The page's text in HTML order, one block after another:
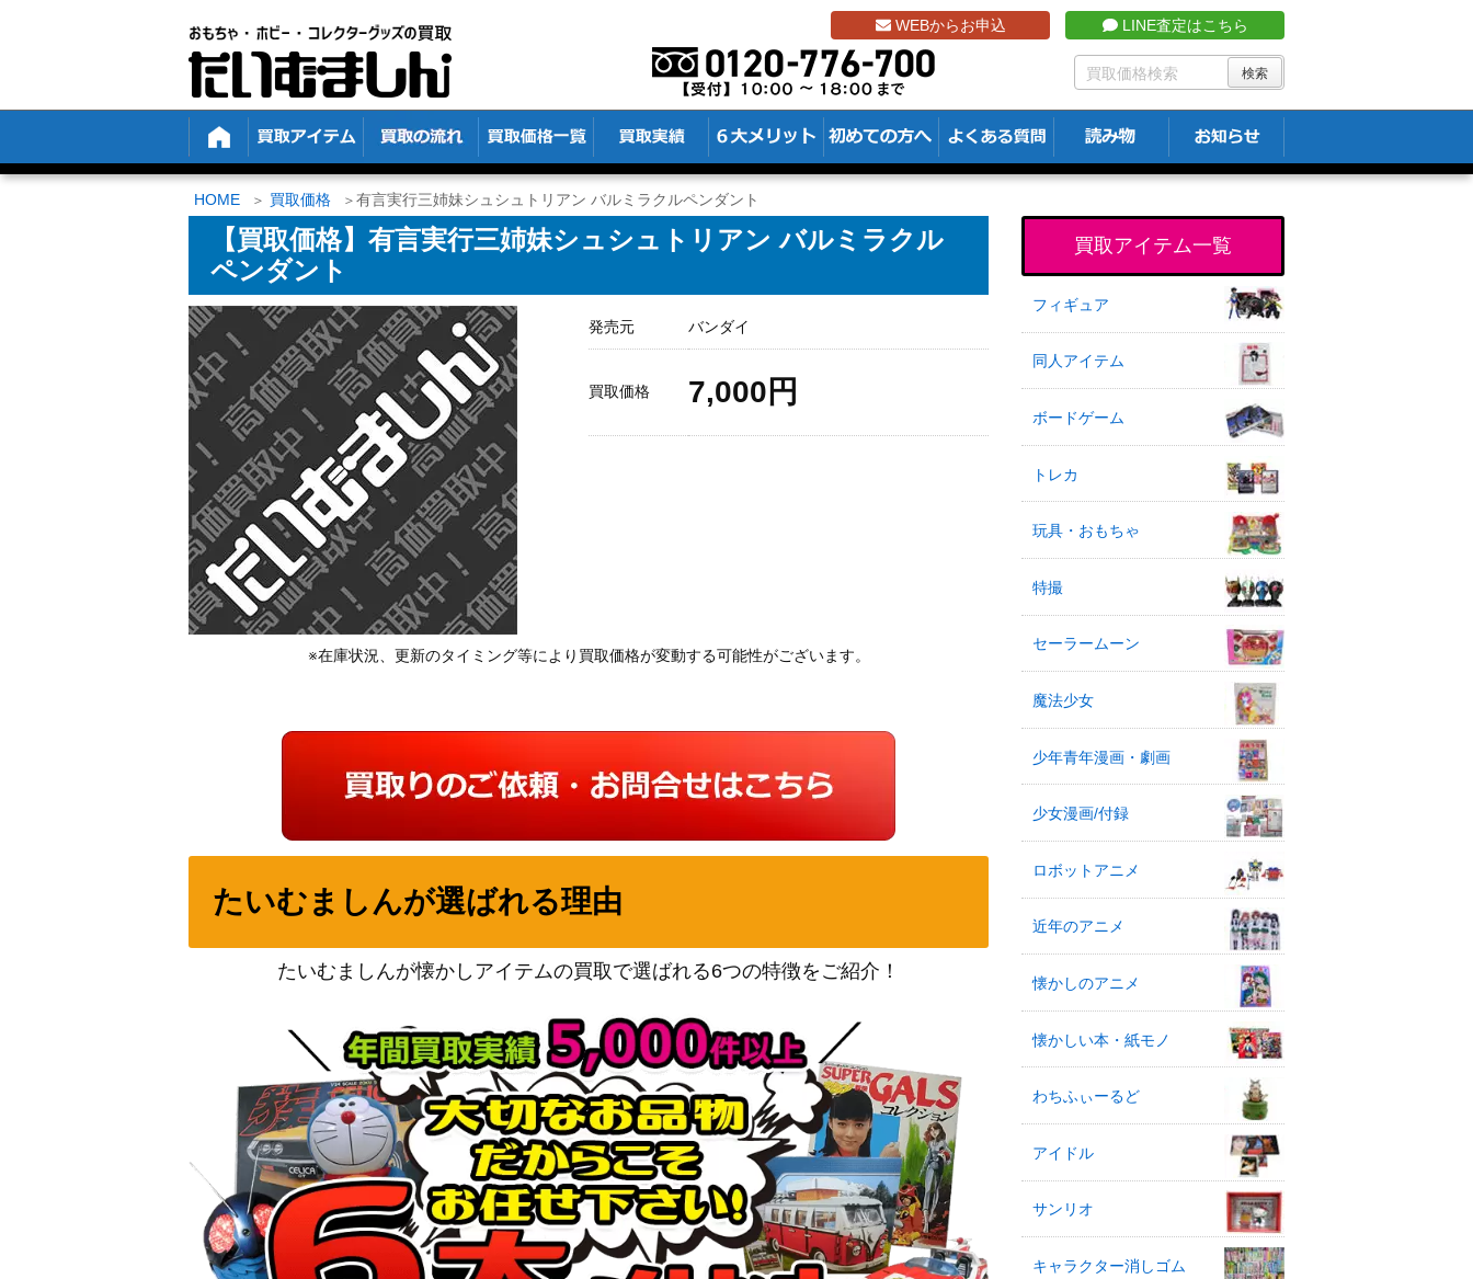
WEBからお申込 LINE査定はこちら
HOME 買取価格 有言実行三姉妹シュシュトリアン バルミラクルペンダント
【買取価格】有言実行三姉妹シュシュトリアン バルミラクル
ペンダント
発売元 バンダイ
買取価格 7,000円
※在庫状況、更新のタイミング等により買取価格が変動する可能性がございます。
たいむましんが選ばれる理由
たいむましんが懐かしアイテムの買取で選ばれる6つの特徴をご紹介！
買取アイテム一覧
フィギュア
同人アイテム
ボードゲーム
トレカ
玩具・おもちゃ
特撮
セーラームーン
魔法少女
少年青年漫画・劇画
少女漫画/付録
ロボットアニメ
近年のアニメ
懐かしのアニメ
懐かしい本・紙モノ
わちふぃーるど
アイドル
サンリオ
キャラクター消しゴム